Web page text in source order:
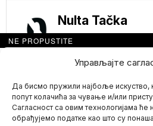
Управљајте
Да бисмо пружили најбоље искуство,
попут колачића за чување и/или
Сагласност са овим технологијама ће
обрађујемо податке као што су
Nulta Tačka
NE PROPUSTITE
Tramp optužuje
Bajdenove
su mu funkciju i
uništili zemlju!“
Donald Tramp tvrdi
najbliži saradnici